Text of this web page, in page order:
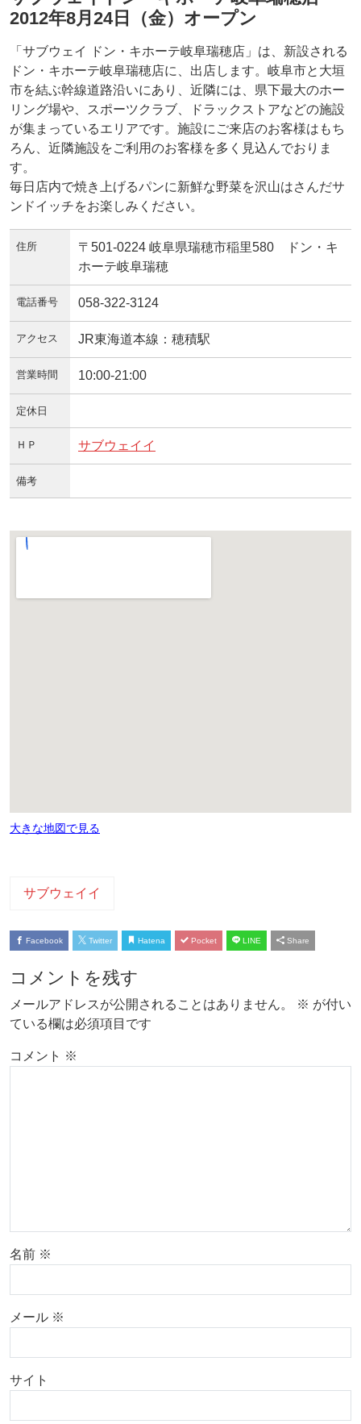
2012年8月24日（金）オープン
「サブウェイ ドン・キホーテ岐阜瑞穂店」は、新設される
ドン・キホーテ岐阜瑞穂店に、出店します。岐阜市と大垣
市を結ぶ幹線道路沿いにあり、近隣には、県下最大のホー
リング場や、スポーツクラブ、ドラックストアなどの施設
が集まっているエリアです。施設にご来店のお客様はもち
ろん、近隣施設をご利用のお客様を多く見込んでおりま
す。
毎日店内で焼き上げるパンに新鮮な野菜を沢山はさんだサ
ンドイッチをお楽しみください。
住所
〒501-0224 岐阜県瑞穂市稲里580 ドン・キ
ホーテ岐阜瑞穂
電話番号 058-322-3124
アクセス JR東海道本線：穂積駅
営業時間 10:00-21:00
定休日
ＨＰ サブウェイイ
備考
大きな地図で見る
サブウェイイ
Facebook Twitter Hatena Pocket LINE Share
コメントを残す
メールアドレスが公開されることはありません。 ※ が付い
ている欄は必須項目です
コメント ※
名前 ※
メール ※
サイト